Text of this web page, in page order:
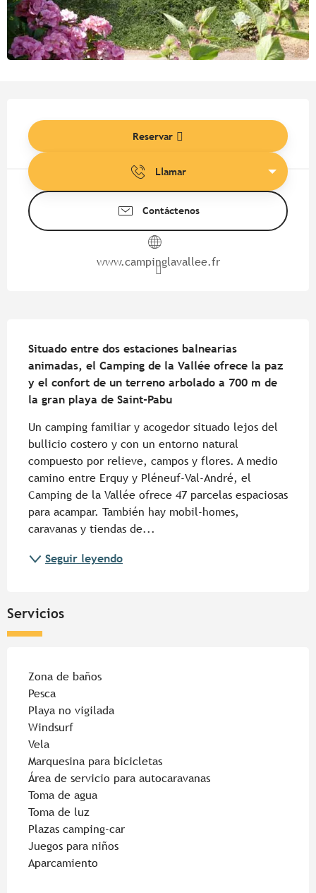
Reservar
Llamar
Contáctenos
www.campinglavallee.fr
Situado entre dos estaciones balnearias
animadas, el Camping de la Vallée ofrece la paz
y el confort de un terreno arbolado a 700 m de
la gran playa de Saint-Pabu
Un camping familiar y acogedor situado lejos del
bullicio costero y con un entorno natural
compuesto por relieve, campos y flores. A medio
camino entre Erquy y Pléneuf-Val-André, el
Camping de la Vallée ofrece 47 parcelas espaciosas
para acampar. También hay mobil-homes,
caravanas y tiendas de...
Seguir leyendo
Servicios
Zona de baños
Pesca
Playa no vigilada
Windsurf
Vela
Marquesina para bicicletas
Área de servicio para autocaravanas
Toma de agua
Toma de luz
Plazas camping-car
Juegos para niños
Aparcamiento